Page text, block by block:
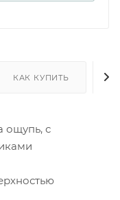
КАК КУПИТЬ
ощупь, с